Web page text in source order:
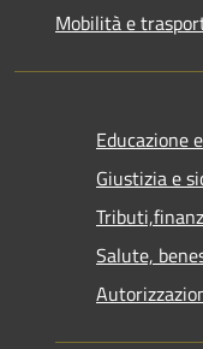
Mobilità e
Educazione
Giustizia e
Salute,